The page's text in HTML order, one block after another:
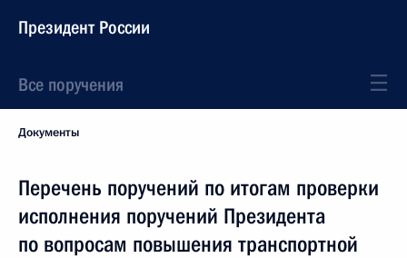
Президент России
Все поручения
Документы
Перечень поручений по итогам проверки
исполнения поручений Президента
по вопросам повышения транспортной